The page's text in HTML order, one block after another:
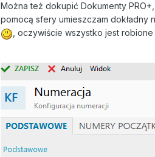
Można też dokupić Dokumenty
pomocą sfery umieszczam dokładny
, oczywiście wszystko jest